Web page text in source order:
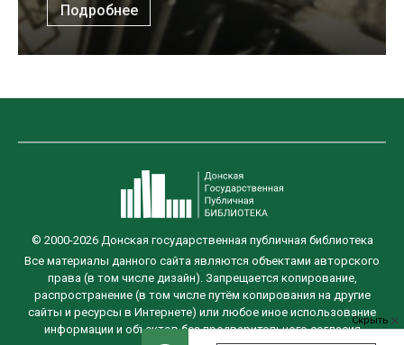
Подробнее
Скрыть
© 2000-2026 Донская государственная публичная библиотека
Все материалы данного сайта являются объектами авторского
права (в том числе дизайн). Запрещается копирование,
распространение (в том числе путём копирования на другие
сайты и ресурсы в Интернете) или любое иное использование
информации и объектов без предварительного согласия